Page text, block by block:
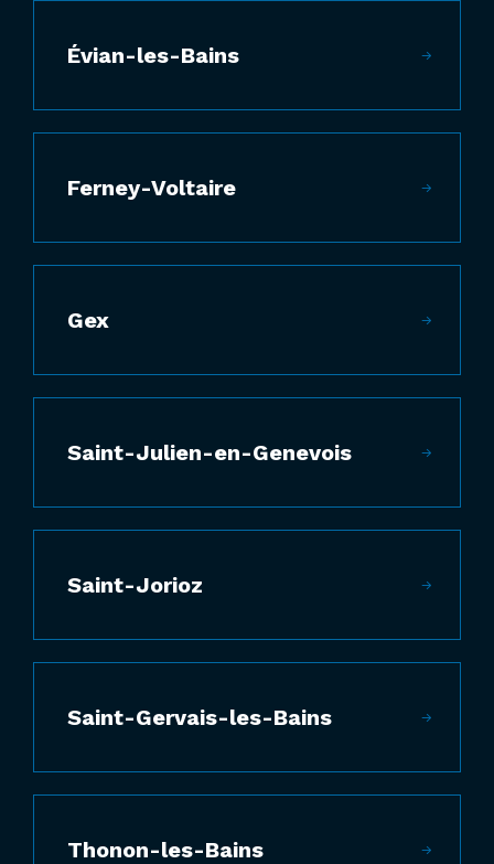
Évian-les-Bains
Ferney-Voltaire
Gex
Saint-Julien-en-Genevois
Saint-Jorioz
Saint-Gervais-les-Bains
Thonon-les-Bains